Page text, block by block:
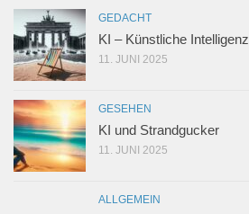
GEDACHT
KI – Künstliche Intelligenz
11. JUNI 2025
GESEHEN
KI und Strandgucker
11. JUNI 2025
ALLGEMEIN